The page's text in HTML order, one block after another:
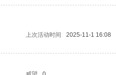
上次活动时间
2025-11-1 16:08